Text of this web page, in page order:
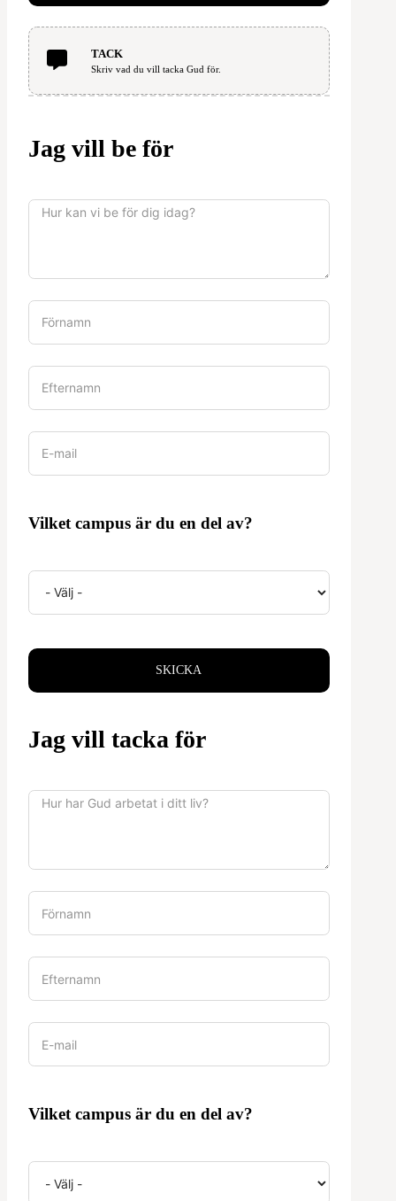
TACK
Skriv vad du vill tacka Gud för.
Jag vill be för
Vilket campus är du en del av?
SKICKA
Jag vill tacka för
Vilket campus är du en del av?